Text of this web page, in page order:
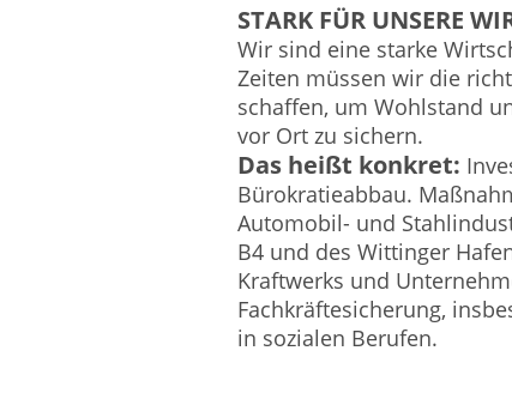
STARK FÜR UNSERE
Wir sind eine starke
Zeiten müssen wir die
schaffen, um Wohlstand
vor Ort zu sichern.
Das heißt konkret:
Bürokratieabbau.
Automobil- und
B4 und des Wittinger
Kraftwerks und
Fachkräftesicherung,
in sozialen Berufen.